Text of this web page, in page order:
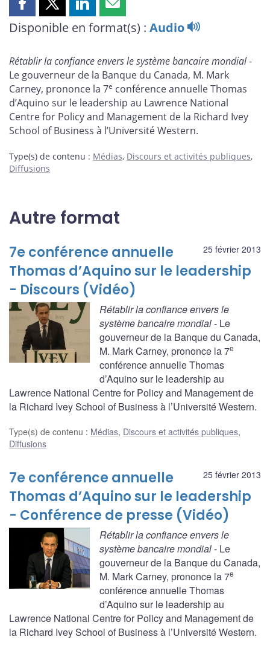
Partager
cette
page
Facebook
Partager
cette
page
X
Partager
cette
page
LinkedIn
Partager
cette
page
courriel
Disponible en format(s) : Audio
Rétablir la confiance envers le système bancaire mondial-
Le gouverneur de la Banque du Canada, M. Mark
Carney, prononce la 7e conférence annuelle Thomas
d’Aquino sur le leadership au Lawrence National
Centre for Policy and Management de la Richard Ivey
School of Business à l’Université Western.
Type(s) de contenu : Médias, Discours et activités publiques,
Diffusions
Autre format
25 février 2013
7e conférence annuelle
Thomas d’Aquino sur le leadership
- Discours (Vidéo)
Rétablir la confiance envers le
système bancaire mondial- Le
gouverneur de la Banque du Canada,
M. Mark Carney, prononce la 7e
conférence annuelle Thomas
d’Aquino sur le leadership au
Lawrence National Centre for Policy and Management de
la Richard Ivey School of Business à l’Université Western.
Type(s) de contenu : Médias, Discours et activités publiques,
Diffusions
25 février 2013
7e conférence annuelle
Thomas d’Aquino sur le leadership
- Conférence de presse (Vidéo)
Rétablir la confiance envers le
système bancaire mondial- Le
gouverneur de la Banque du Canada,
M. Mark Carney, prononce la 7e
conférence annuelle Thomas
d’Aquino sur le leadership au
Lawrence National Centre for Policy and Management de
la Richard Ivey School of Business à l’Université Western.